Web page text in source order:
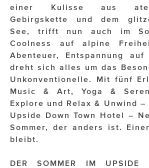
JUWELIER WAGNER
Magenta Telekom
NEVER AGE NUTRITION
Nina Kraft – Kraft Media Minds
NORMAL
rot weiss rosé
einer Kulisse aus
Gebirgskette und dem
See, trifft nun auch im
Coolness auf alpine
Abenteuer, Entspannung
dreht sich alles um das
Unkonventionelle. Mit fünf
Music & Art, Yoga &
Explore und Relax & Unwind
Upside Down Town Hotel –
Sommer, der anders ist.
bleibt.
DER SOMMER IM UPSIDE